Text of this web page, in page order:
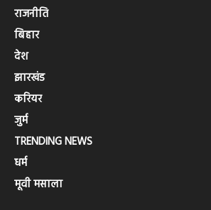
राजनीति
बिहार
देश
झारखंड
करियर
जुर्म
TRENDING NEWS
धर्म
मूवी मसाला